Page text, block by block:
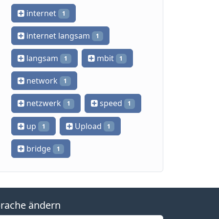
internet 1
internet langsam 1
langsam 1 mbit 1
network 1
netzwerk 1 speed 1
up 1 Upload 1
bridge 1
ändern